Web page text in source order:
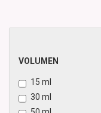
VOLUMEN
VOLUMEN
15 ml
30 ml